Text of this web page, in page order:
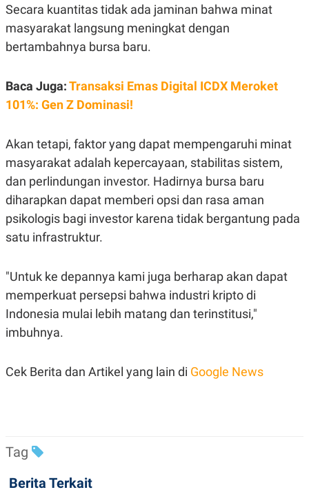
A
T
D
A
G
E
S
K
O
N
N
V
L
I
P
S
JARINGAN
K
O
A
A
C
D
Y
P
S
E
L
A
.
I
G
A
R
J
E
Secara kuantitas tidak ada jaminan bahwa minat
masyarakat langsung meningkat dengan
bertambahnya bursa baru.
Baca Juga:Transaksi Emas Digital ICDX Meroket
101%: Gen Z Dominasi!
Akan tetapi, faktor yang dapat mempengaruhi minat
masyarakat adalah kepercayaan, stabilitas sistem,
dan perlindungan investor. Hadirnya bursa baru
diharapkan dapat memberi opsi dan rasa aman
psikologis bagi investor karena tidak bergantung pada
satu infrastruktur.
"Untuk ke depannya kami juga berharap akan dapat
memperkuat persepsi bahwa industri kripto di
Indonesia mulai lebih matang dan terinstitusi,"
imbuhnya.
Cek Berita dan Artikel yang lain di Google News
Tag
Berita Terkait